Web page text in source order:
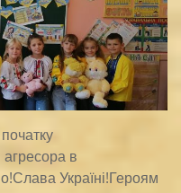
в
Україні!Героям